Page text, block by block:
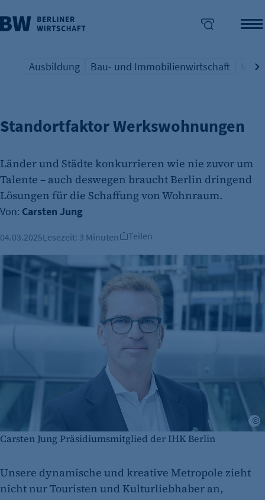
überspringen
Übersicht Schlagwort
Ausbildung
Übersicht Schlagwort
Bau- und Immobilienwirtschaft
FACHKRÄFTE
Standortfaktor Werkswohnungen
Länder und Städte konkurrieren wie nie zuvor um
Talente – auch deswegen braucht Berlin dringend
Lösungen für die Schaffung von Wohnraum.
Von: Carsten Jung
04.03.2025Lesezeit: 3 Minuten Teilen
Carsten Jung Präsidiumsmitglied der IHK Berlin
Unsere dynamische und kreative Metropole zieht
nicht nur Touristen und Kulturliebhaber an,